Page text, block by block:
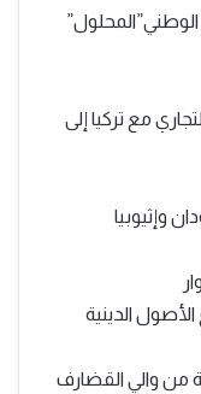
الوطني”المحلول”
مع تركيا إلى
وإثيوبيا
الدينية
من والي القضارف